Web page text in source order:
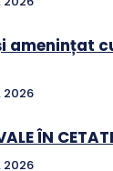
amenințat
2026
ÎN
2026